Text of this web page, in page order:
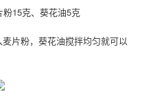
15克、葵花油5克
片粉，葵花油搅拌均匀就可以